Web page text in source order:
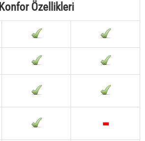
Konfor Özellikleri